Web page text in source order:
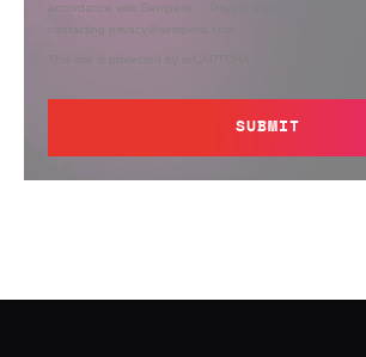
accordance with Semperis’
contacting privacy@semperis.com.
This site is protected by reCAPTCHA.
SUBMIT